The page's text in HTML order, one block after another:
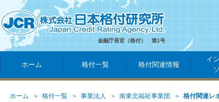
金融庁長官（格付） 第1号
ホーム 格付一覧 格付関連情報
イ
ホーム 格付一覧 事業法人 南東北福祉事業団 格付関連レ